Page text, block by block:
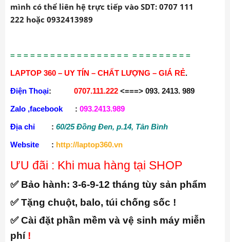
mình có thể liên hệ trực tiếp vào SDT: 0707 111
222 hoặc 0932413989
= = = = = = = = = = = = = = = = = = = = = = = = = = =
LAPTOP 360 – UY TÍN – CHẤT LƯỢNG – GIÁ RẺ.
Điện Thoại: 0707.111.222 <===> 093. 2413. 989
Zalo ,facebook : 093.2413.989
Địa chỉ : 60/25 Đồng Đen, p.14, Tân Bình
Website : http://laptop360.vn
ƯU đãi : Khi mua hàng tại SHOP
✅ Bảo hành: 3-6-9-12 tháng tùy sản phẩm
✅ Tặng chuột, balo, túi chống sốc !
✅ Cài đặt phần mềm và vệ sinh máy miễn
phí !